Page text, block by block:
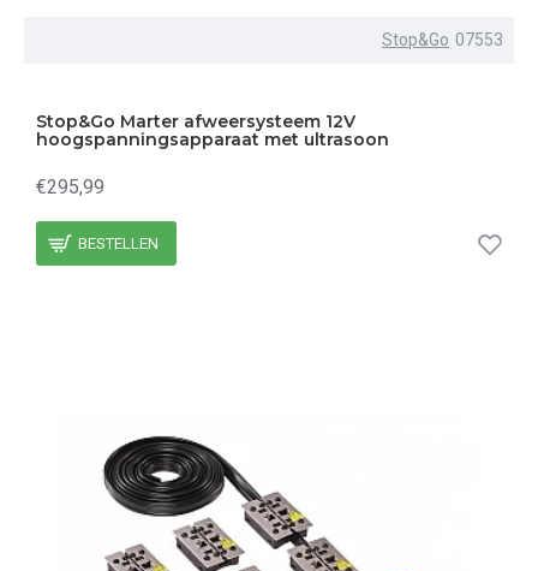
Stop&Go 07553
Stop&Go Marter afweersysteem 12V
hoogspanningsapparaat met ultrasoon
€295,99
BESTELLEN